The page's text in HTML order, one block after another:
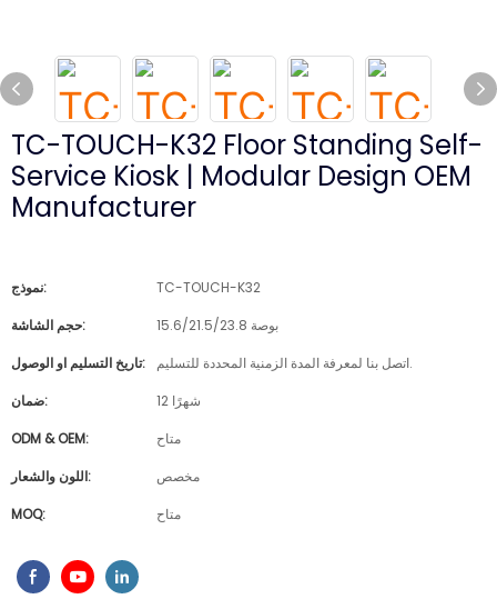
TC-TOUCH-K32 Floor Standing Self-
Service Kiosk | Modular Design OEM
Manufacturer
نموذج:
TC-TOUCH-K32
حجم الشاشة:
15.6/21.5/23.8 بوصة
تاريخ التسليم او الوصول:
اتصل بنا لمعرفة المدة الزمنية المحددة للتسليم.
ضمان:
12 شهرًا
ODM & OEM:
متاح
اللون والشعار:
مخصص
MOQ:
متاح